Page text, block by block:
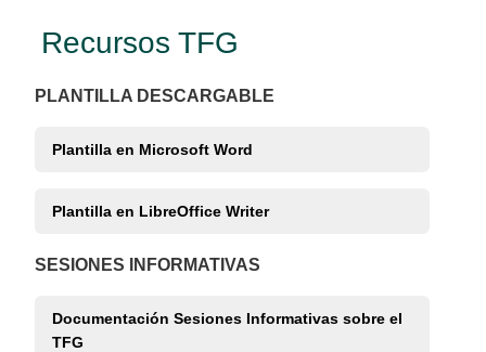
Recursos TFG
PLANTILLA DESCARGABLE
Plantilla en Microsoft Word
Plantilla en LibreOffice Writer
SESIONES INFORMATIVAS
Documentación Sesiones Informativas sobre el
TFG